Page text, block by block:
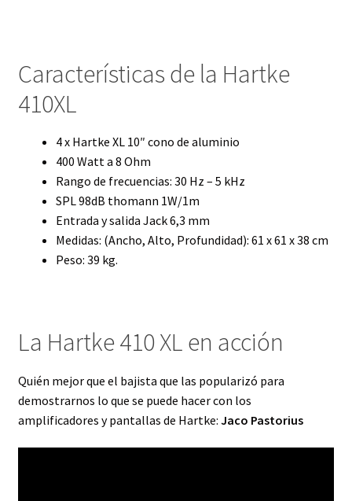
Características de la Hartke
410XL
4 x Hartke XL 10″ cono de aluminio
400 Watt a 8 Ohm
Rango de frecuencias: 30 Hz – 5 kHz
SPL 98dB thomann 1W/1m
Entrada y salida Jack 6,3 mm
Medidas: (Ancho, Alto, Profundidad): 61 x 61 x 38 cm
Peso: 39 kg.
La Hartke 410 XL en acción
Quién mejor que el bajista que las popularizó para
demostrarnos lo que se puede hacer con los
amplificadores y pantallas de Hartke: Jaco Pastorius